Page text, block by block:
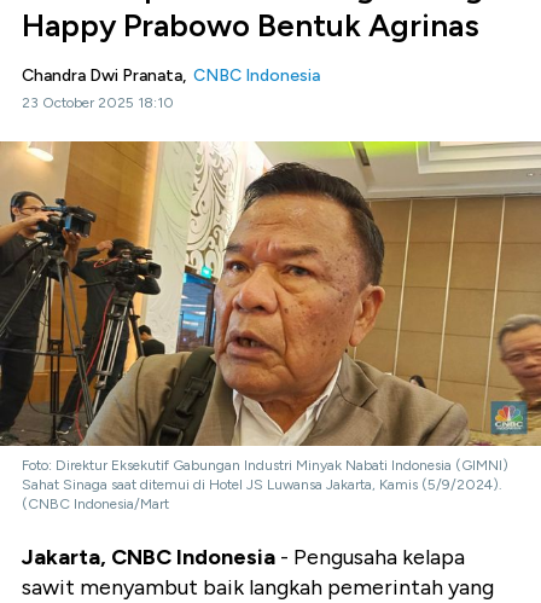
Happy Prabowo Bentuk Agrinas
Chandra Dwi Pranata, CNBC Indonesia
23 October 2025 18:10
Foto: Direktur Eksekutif Gabungan Industri Minyak Nabati Indonesia (GIMNI)
Sahat Sinaga saat ditemui di Hotel JS Luwansa Jakarta, Kamis (5/9/2024).
(CNBC Indonesia/Mart
Jakarta, CNBC Indonesia - Pengusaha kelapa
sawit menyambut baik langkah pemerintah yang